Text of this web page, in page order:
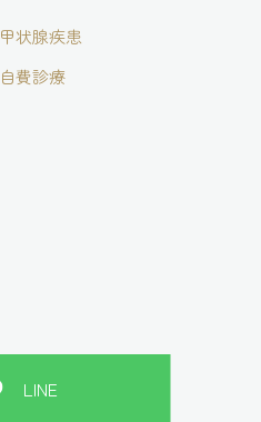
甲状腺疾患
自費診療
LINE